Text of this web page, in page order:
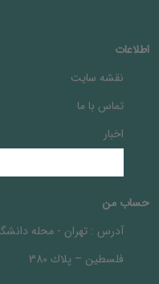
اطلاعات
نقشه سایت
تماس با ما
اخبار
حساب من
آدرس : تهران - محله
فلسطين – پلاك 380